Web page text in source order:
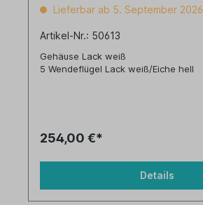
Lieferbar ab 5. September 2026
Artikel-Nr.: 50613
Gehäuse Lack weiß
5 Wendeflügel Lack weiß/Eiche hell
254,00 €*
Details